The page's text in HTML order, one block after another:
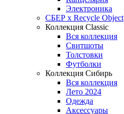
Электроника
СБЕР x Recycle Object
Коллекция Classic
Вся коллекция
Свитшоты
Толстовки
Футболки
Коллекция Сибирь
Вся коллекция
Лето 2024
Одежда
Аксессуары